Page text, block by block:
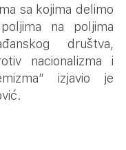
sa kojima delimo
na poljima
društva,
nacionalizma i
izjavio je